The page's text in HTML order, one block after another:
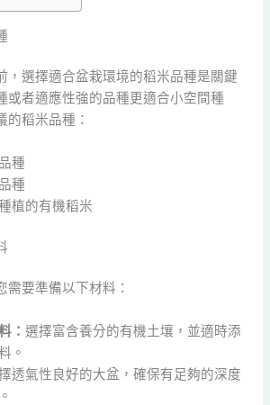
，選擇適合盆栽環境的稻米品種是關鍵
或者適應性強的品種更適合小空間種
的稻米品種：
種
種
植的有機稻米
需要準備以下材料：
：選擇富含養分的有機土壤，並適時添
。
透氣性良好的大盆，確保有足夠的深度